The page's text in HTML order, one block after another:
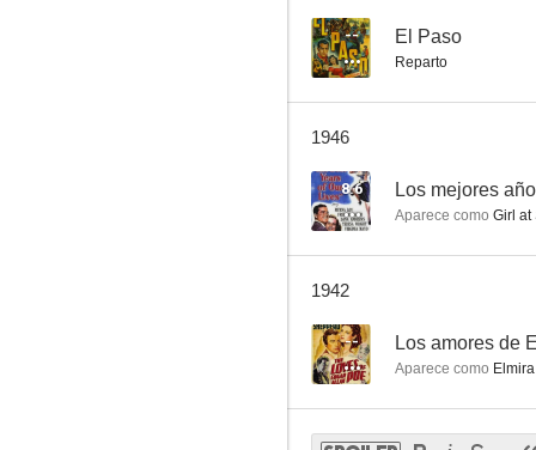
-- El Paso
Reparto
1946
8.6 Los mejores
Aparece como Girl at
1942
-- Los amores de
Aparece como